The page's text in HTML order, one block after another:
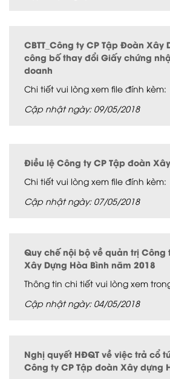
CBTT_Công ty CP Tập Đoàn Xây
công bố thay đổi Giấy chứng
doanh
Chi tiết vui lòng xem file đính kèm:
Cập nhật ngày: 09/05/2018
Điều lệ Công ty CP Tập đoàn
Chi tiết vui lòng xem file đính kèm:
Cập nhật ngày: 07/05/2018
Quy chế nội bộ về quản trị Công
Xây Dựng Hòa Bình năm 2018
Thông tin chi tiết vui lòng xem
Cập nhật ngày: 04/05/2018
Nghị quyết HĐQT về việc trả cổ
Công ty CP Tập đoàn Xây dựng